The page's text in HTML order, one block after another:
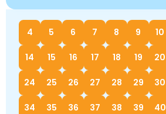
4 5 6 7 8 9 10
14 15 16 17 18 19 20
24 25 26 27 28 29 30
34 35 36 37 38 39 40